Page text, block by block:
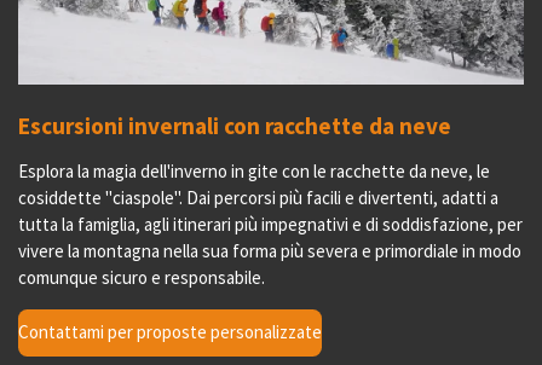
Escursioni invernali con racchette da neve
Esplora la magia dell'inverno in gite con le racchette da neve, le
cosiddette "ciaspole". Dai percorsi più facili e divertenti, adatti a
tutta la famiglia, agli itinerari più impegnativi e di soddisfazione, per
vivere la montagna nella sua forma più severa e primordiale in modo
comunque sicuro e responsabile.
Contattami per proposte personalizzate